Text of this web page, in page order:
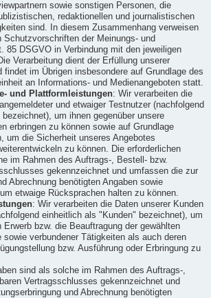
sowie sonstigen Personen, die
redaktionellen und journalistischen
sind. In diesem Zusammenhang verweisen
Schutzvorschriften der Meinungs- und
85 DSGVO in Verbindung mit den jeweiligen
Verarbeitung dient der Erfüllung unserer
findet im Übrigen insbesondere auf Grundlage des
an Informations- und Medienangeboten statt.
und Plattformleistungen: Wir verarbeiten die
und etwaiger Testnutzer (nachfolgend
um ihnen gegenüber unsere
erbringen zu können sowie auf Grundlage
um die Sicherheit unseres Angebotes
zu können. Die erforderlichen
im Rahmen des Auftrags-, Bestell- bzw.
gekennzeichnet und umfassen die zur
Abrechnung benötigten Angaben sowie
etwaige Rücksprachen halten zu können.
: Wir verarbeiten die Daten unserer Kunden
einheitlich als "Kunden" bezeichnet), um
Erwerb bzw. die Beauftragung der gewählten
sowie verbundener Tätigkeiten als auch deren
bzw. Ausführung oder Erbringung zu
sind als solche im Rahmen des Auftrags-,
Vertragsschlusses gekennzeichnet und
und Abrechnung benötigten